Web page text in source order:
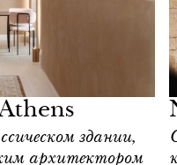
здании,
архитектором